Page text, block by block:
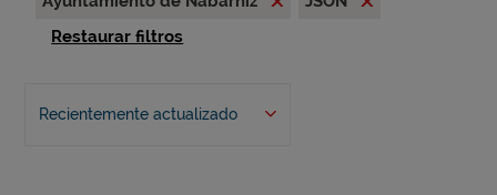
Restaurar filtros
Recientemente actualizado